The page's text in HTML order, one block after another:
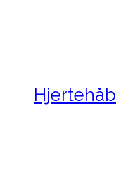
Hjertehåb